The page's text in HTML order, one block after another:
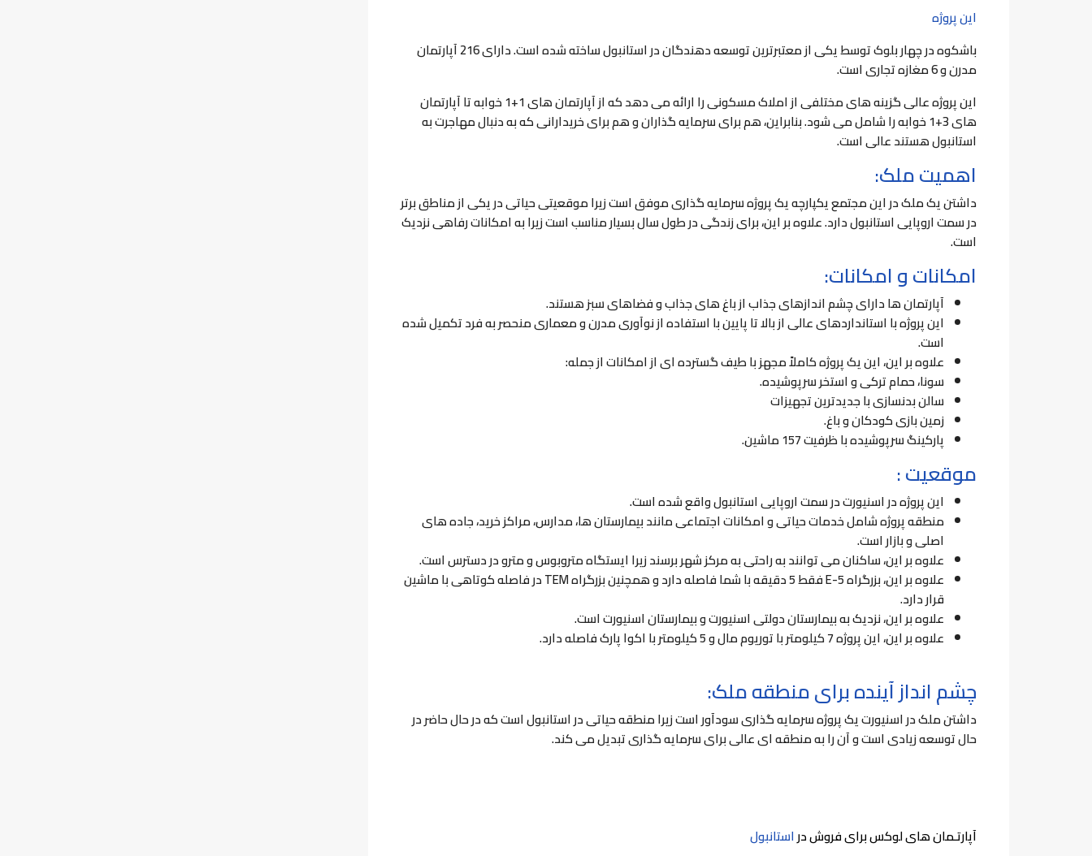
این پروژه
باشکوه در چهار بلوک توسط یکی از معتبرترین توسعه دهندگان در استانبول ساخته شده است. دارای 216 آپارتمان
مدرن و 6 مغازه تجاری است.
این پروژه عالی گزینه های مختلفی از املاک مسکونی را ارائه می دهد که از آپارتمان های 1+1 خوابه تا آپارتمان
های 3+1 خوابه را شامل می شود. بنابراین، هم برای سرمایه گذاران و هم برای خریدارانی که به دنبال مهاجرت به
استانبول هستند عالی است.
اهمیت ملک:
داشتن یک ملک در این مجتمع یکپارچه یک پروژه سرمایه گذاری موفق است زیرا موقعیتی حیاتی در یکی از مناطق برتر
در سمت اروپایی استانبول دارد. علاوه بر این، برای زندگی در طول سال بسیار مناسب است زیرا به امکانات رفاهی نزدیک
است.
امکانات و امکانات:
آپارتمان ها دارای چشم اندازهای جذاب از باغ های جذاب و فضاهای سبز هستند.
این پروژه با استانداردهای عالی از بالا تا پایین با استفاده از نوآوری مدرن و معماری منحصر به فرد تکمیل شده
است.
علاوه بر این، این یک پروژه کاملاً مجهز با طیف گسترده ای از امکانات از جمله:
سونا، حمام ترکی و استخر سرپوشیده.
سالن بدنسازی با جدیدترین تجهیزات
زمین بازی کودکان و باغ.
پارکینگ سرپوشیده با ظرفیت 157 ماشین.
موقعیت :
این پروژه در اسنیورت در سمت اروپایی استانبول واقع شده است.
منطقه پروژه شامل خدمات حیاتی و امکانات اجتماعی مانند بیمارستان ها، مدارس، مراکز خرید، جاده های
اصلی و بازار است.
علاوه بر این، ساکنان می توانند به راحتی به مرکز شهر برسند زیرا ایستگاه متروبوس و مترو در دسترس است.
علاوه بر این، بزرگراهE-5فقط 5 دقیقه با شما فاصله دارد و همچنین بزرگراه TEMدر فاصله کوتاهی با ماشین
قرار دارد.
علاوه بر این، نزدیک به بیمارستان دولتی اسنیورت و بیمارستان اسنیورت است.
علاوه بر این، این پروژه 7 کیلومتر با توریوم مال و 5 کیلومتر با اکوا پارک فاصله دارد.
چشم انداز آینده برای منطقه ملک:
داشتن ملک در اسنیورت یک پروژه سرمایه گذاری سودآور است زیرا منطقه حیاتی در استانبول است که در حال حاضر در
حال توسعه زیادی است و آن را به منطقه ای عالی برای سرمایه گذاری تبدیل می کند.
آپارتـمان های لوکس برای فروش دراستانبول